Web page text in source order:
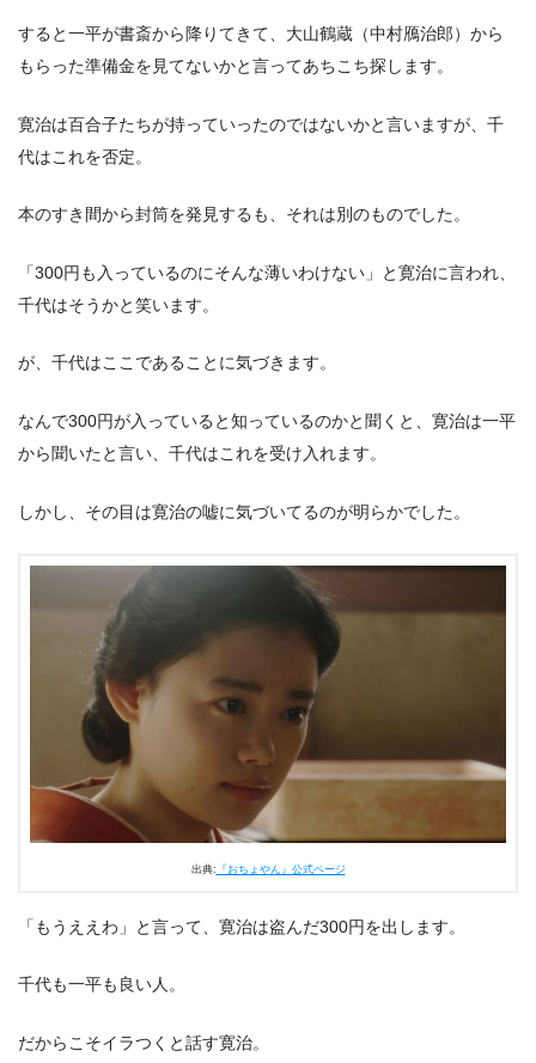
すると一平が書斎から降りてきて、大山鶴蔵（中村鴈治郎）から
もらった準備金を見てないかと言ってあちこち探します。
寛治は百合子たちが持っていったのではないかと言いますが、千
代はこれを否定。
本のすき間から封筒を発見するも、それは別のものでした。
「300円も入っているのにそんな薄いわけない」と寛治に言われ、
千代はそうかと笑います。
が、千代はここであることに気づきます。
なんで300円が入っていると知っているのかと聞くと、寛治は一平
から聞いたと言い、千代はこれを受け入れます。
しかし、その目は寛治の嘘に気づいてるのが明らかでした。
出典: 『おちょやん』公式ページ
「もうええわ」と言って、寛治は盗んだ300円を出します。
千代も一平も良い人。
だからこそイラつくと話す寛治。